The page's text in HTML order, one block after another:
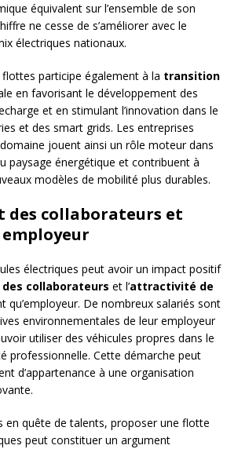
équivalent sur l’ensemble de son
ne cesse de s’améliorer avec le
électriques nationaux.
flottes participe également à la transition
en favorisant le développement des
et en stimulant l’innovation dans le
et des smart grids. Les entreprises
jouent ainsi un rôle moteur dans
paysage énergétique et contribuent à
modèles de mobilité plus durables.
des collaborateurs et
électriques peut avoir un impact positif
collaborateurs et l’attractivité de
qu’employeur. De nombreux salariés sont
environnementales de leur employeur
utiliser des véhicules propres dans le
professionnelle. Cette démarche peut
d’appartenance à une organisation
en quête de talents, proposer une flotte
peut constituer un argument